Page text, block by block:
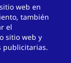
web en
también
el
sitio web y
publicitarias.